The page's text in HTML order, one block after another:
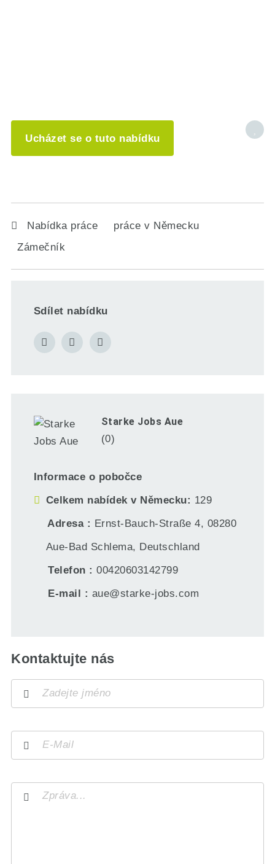
Ucházet se o tuto nabídku
Nabídka práce
práce v Německu
Zámečník
Sdílet nabídku
Starke Jobs Aue
(0)
Informace o pobočce
Celkem nabídek v Německu
129
Adresa
Ernst-Bauch-Straße 4, 08280
Aue-Bad Schlema, Deutschland
Telefon
00420603142799
E-mail
aue@starke-jobs.com
Kontaktujte nás